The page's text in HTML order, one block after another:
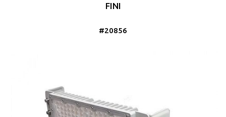
FINI
#20856